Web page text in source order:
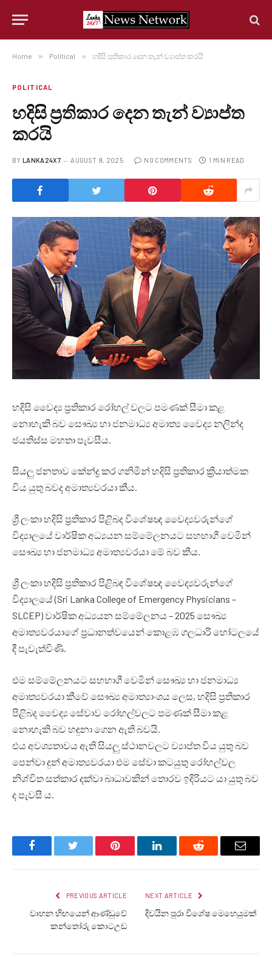
Home » Political » හදිසි ප්‍රතිකාර දෙන තැන් ව්‍යාප්ත කරයි
POLITICAL
හදිසි ප්‍රතිකාර දෙන තැන් ව්‍යාප්ත
කරයි
BY LANKA24X7 AUGUST 9, 2025 NO COMMENTS 1 MIN READ
හදිසි වෛද්‍ය ප්‍රතිකාර රෝහල් වලට පමණක් සීමා කළ
නොහැකි බව සෞඛ්‍ය හා ජනමාධ්‍ය අමාත්‍ය වෛද්‍ය නලින්ද
ජයතිස්ස මහතා පැවසීය.
සියලු ජනතාව කේන්ද්‍ර කර ගනිමින් හදිසි ප්‍රතිකාර ක්‍රියාත්මක
විය යුතු බවද අමාත්‍යවරයා කීය.
ශ්‍රී ලංකා හදිසි ප්‍රතිකාර පිළිබද විශේෂඥ වෛද්‍යවරුන්ගේ
විද්‍යාලයේ වාර්ෂික අධ්‍යයන සම්මේලනයට සහභාගී වෙමින්
සෞඛ්‍ය හා ජනමාධ්‍ය අමාත්‍යවරයා මේ බව කීය.
ශ්‍රී ලංකා හදිසි ප්‍රතිකාර පිළිබඳ විශේෂඥ වෛද්‍යවරුන්ගේ
විද්‍යාලයේ (Sri Lanka College of Emergency Physicians –
SLCEP) වාර්ෂික අධ්‍යයන සම්මේලනය – 2025 සෞඛ්‍ය
අමාත්‍යවරයාගේ ප්‍රධානත්වයෙන් කොළඹ ගලධාරි හෝටලයේ
දී පැවැත්විණි.
එම සම්මේලනයට සහභාගී වෙමින් සෞඛ්‍ය හා ජනමාධ්‍ය
අමාත්‍යවරයා කීවේ සෞඛ්‍ය අමාත්‍යාංශය ලෙස, හදිසි ප්‍රතිකාර
පිළිබද වෛද්‍ය සේවාව රෝහල්වලට පමණක් සීමා කළ
නොහැකි බව හඳුනා ගෙන ඇති බවයි.
එය අවශ්‍යතාවය ඇති සියලු ස්ථානවලට ව්‍යාප්ත විය යුතු බව
පෙන්වා දුන් අමාත්‍යවරයා එම සේවා කටයුතු රෝහල්වල
නිශ්චිත සත්කාර දක්වා බාධාවකින් තොරව ඉදිරියට යා යුතු බව
ද පැවසී ය.
FacebookTwitter Pinterest LinkedInReddit Email
PREVIOUS ARTICLE
වාහන හිඟයෙන් ආණ්ඩුවේ
කන්තෝරු කොටඋඩ
NEXT ARTICLE
දිවයින පුරා විශේෂ මෙහෙයුමක්